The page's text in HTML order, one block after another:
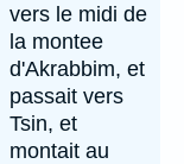
vers le midi de
la montee
d'Akrabbim, et
passait vers
Tsin, et
montait au